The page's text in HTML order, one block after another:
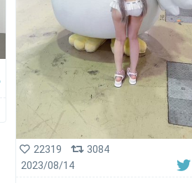
22319
3084
2023/08/14